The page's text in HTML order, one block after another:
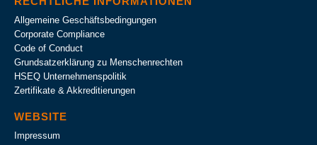
Allgemeine Geschäftsbedingungen
Corporate Compliance
Code of Conduct
Grundsatzerklärung zu Menschenrechten
HSEQ Unternehmens­politik
Zertifikate & Akkreditierungen
WEBSITE
Impressum